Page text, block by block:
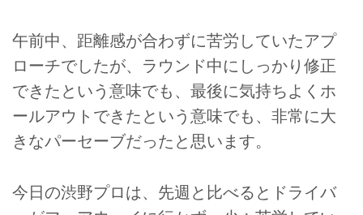
午前中、距離感が合わずに苦労していたアプ
ローチでしたが、ラウンド中にしっかり修正
できたという意味でも、最後に気持ちよくホ
ールアウトできたという意味でも、非常に大
きなパーセーブだったと思います。
今日の渋野プロは、先週と比べるとドライバ